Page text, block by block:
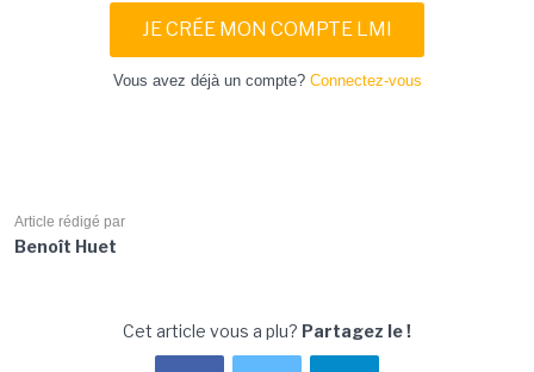
JE CRÉE MON COMPTE LMI
Vous avez déjà un compte? Connectez-vous
Article rédigé par
Benoît Huet
Cet article vous a plu? Partagez le !